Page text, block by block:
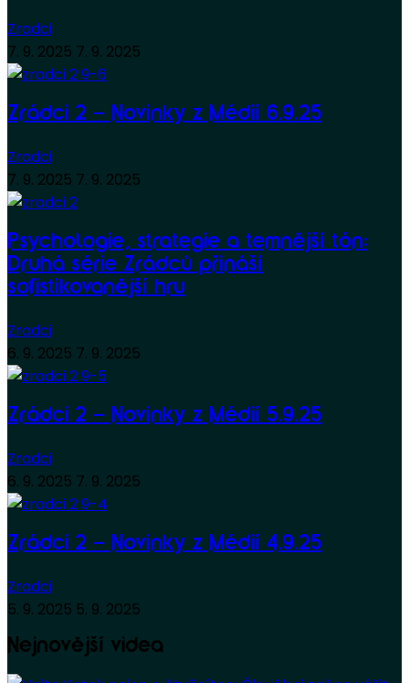
Zradci
7. 9. 2025 7. 9. 2025
Zrádci 2 – Novinky z Médií 6.9.25
Zradci
7. 9. 2025 7. 9. 2025
Psychologie, strategie a temnější tón:
Druhá série Zrádců přináší
sofistikovanější hru
Zradci
6. 9. 2025 7. 9. 2025
Zrádci 2 – Novinky z Médií 5.9.25
Zradci
6. 9. 2025 7. 9. 2025
Zrádci 2 – Novinky z Médií 4.9.25
Zradci
5. 9. 2025 5. 9. 2025
Nejnovější videa